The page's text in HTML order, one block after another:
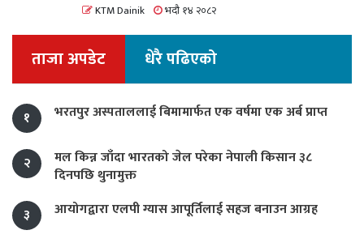
KTM Dainik भदौ १४ २०८२
ताजा अपडेट धेरै पढिएको
१ भरतपुर अस्पताललाई बिमामार्फत एक वर्षमा एक अर्ब प्राप्त
२
मल किन्न जाँदा भारतको जेल परेका नेपाली किसान ३८
दिनपछि थुनामुक्त
३
आयोगद्वारा एलपी ग्यास आपूर्तिलाई सहज बनाउन आग्रह